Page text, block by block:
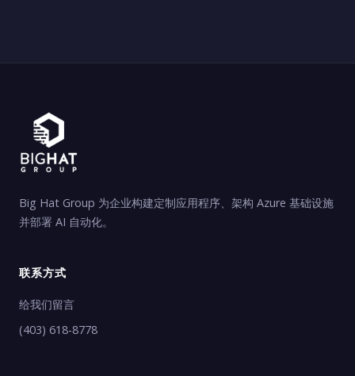
Big Hat Group 为企业构建定制应用程序、架构 Azure 基础设施
并部署 AI 自动化。
联系方式
给我们留言
(403) 618-8778